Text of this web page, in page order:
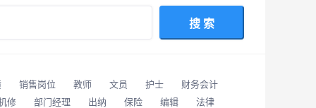
搜 索
销售岗位 教师 文员 护士
财务会计
修 部门经理 出纳 保险 编辑
法律